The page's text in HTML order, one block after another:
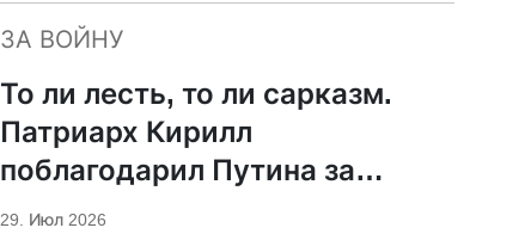
ЗА ВОЙНУ
То ли лесть, то ли сарказм.
Патриарх Кирилл
поблагодарил Путина за
защиту суверенитета и
29. Июл 2026